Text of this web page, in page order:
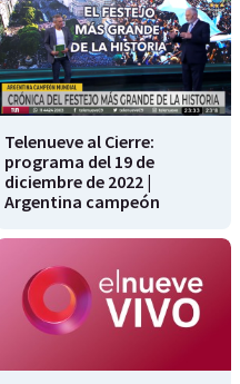
Telenueve al Cierre:
programa del 19 de
diciembre de 2022 |
Argentina campeón